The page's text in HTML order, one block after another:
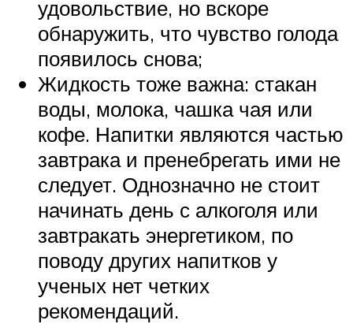
удовольствие, но вскоре
обнаружить, что чувство голода
появилось снова;
Жидкость тоже важна: стакан
воды, молока, чашка чая или
кофе. Напитки являются частью
завтрака и пренебрегать ими не
следует. Однозначно не стоит
начинать день с алкоголя или
завтракать энергетиком, по
поводу других напитков у
ученых нет четких
рекомендаций.